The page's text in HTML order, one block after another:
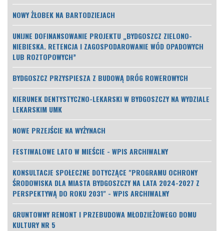
NOWY ŻŁOBEK NA BARTODZIEJACH
UNIJNE DOFINANSOWANIE PROJEKTU „BYDGOSZCZ ZIELONO-
NIEBIESKA. RETENCJA I ZAGOSPODAROWANIE WÓD OPADOWYCH
LUB ROZTOPOWYCH”
BYDGOSZCZ PRZYSPIESZA Z BUDOWĄ DRÓG ROWEROWYCH
KIERUNEK DENTYSTYCZNO-LEKARSKI W BYDGOSZCZY NA WYDZIALE
LEKARSKIM UMK
NOWE PRZEJŚCIE NA WYŻYNACH
FESTIWALOWE LATO W MIEŚCIE - WPIS ARCHIWALNY
KONSULTACJE SPOŁECZNE DOTYCZĄCE "PROGRAMU OCHRONY
ŚRODOWISKA DLA MIASTA BYDGOSZCZY NA LATA 2024-2027 Z
PERSPEKTYWĄ DO ROKU 2031" - WPIS ARCHIWALNY
GRUNTOWNY REMONT I PRZEBUDOWA MŁODZIEŻOWEGO DOMU
KULTURY NR 5